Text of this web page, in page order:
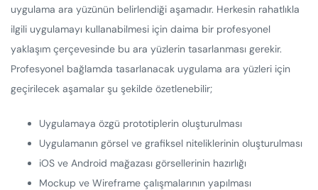
uygulama ara yüzünün belirlendiği aşamadır. Herkesin rahatlıkla
ilgili uygulamayı kullanabilmesi için daima bir profesyonel
yaklaşım çerçevesinde bu ara yüzlerin tasarlanması gerekir.
Profesyonel bağlamda tasarlanacak uygulama ara yüzleri için
geçirilecek aşamalar şu şekilde özetlenebilir;
Uygulamaya özgü prototiplerin oluşturulması
Uygulamanın görsel ve grafiksel niteliklerinin oluşturulması
iOS ve Android mağazası görsellerinin hazırlığı
Mockup ve Wireframe çalışmalarının yapılması